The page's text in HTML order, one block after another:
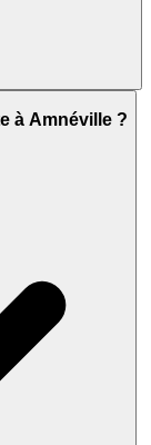
à Amnéville ?